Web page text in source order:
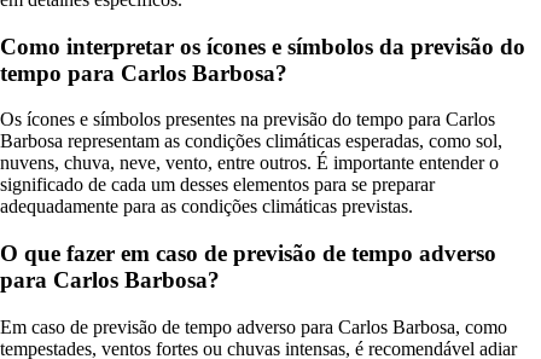
Como interpretar os ícones e símbolos da previsão do
tempo para Carlos Barbosa?
Os ícones e símbolos presentes na previsão do tempo para Carlos
Barbosa representam as condições climáticas esperadas, como sol,
nuvens, chuva, neve, vento, entre outros. É importante entender o
significado de cada um desses elementos para se preparar
adequadamente para as condições climáticas previstas.
O que fazer em caso de previsão de tempo adverso
para Carlos Barbosa?
Em caso de previsão de tempo adverso para Carlos Barbosa, como
tempestades, ventos fortes ou chuvas intensas, é recomendável adiar